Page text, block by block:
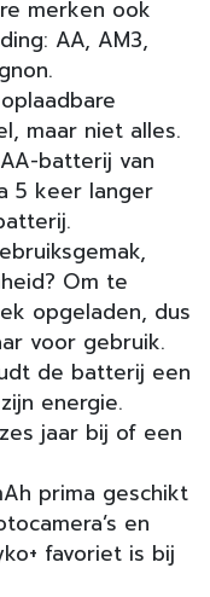
merken ook
AA, AM3,
maar niet alles.
batterij van
5 keer langer
Om te
opgeladen, dus
voor gebruik.
de batterij een
energie.
jaar bij of een
prima geschikt
en
favoriet is bij